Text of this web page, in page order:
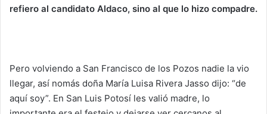
refiero al candidato Aldaco, sino al que lo hizo compadre.
Pero volviendo a San Francisco de los Pozos nadie la vio
llegar, así nomás doña María Luisa Rivera Jasso dijo: “de
aquí soy”. En San Luis Potosí les valió madre, lo